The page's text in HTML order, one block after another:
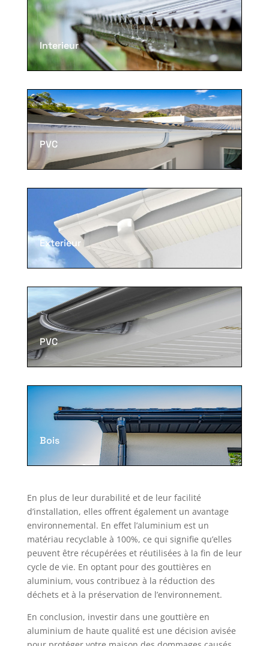
Interieur
PVC
Exterieur
PVC
Bois
En plus de leur durabilité et de leur facilité
d’installation, elles offrent également un avantage
environnemental. En effet l’aluminium est un
matériau recyclable à 100%, ce qui signifie qu’elles
peuvent être récupérées et réutilisées à la fin de leur
cycle de vie. En optant pour des gouttières en
aluminium, vous contribuez à la réduction des
déchets et à la préservation de l’environnement.
En conclusion, investir dans une gouttière en
aluminium de haute qualité est une décision avisée